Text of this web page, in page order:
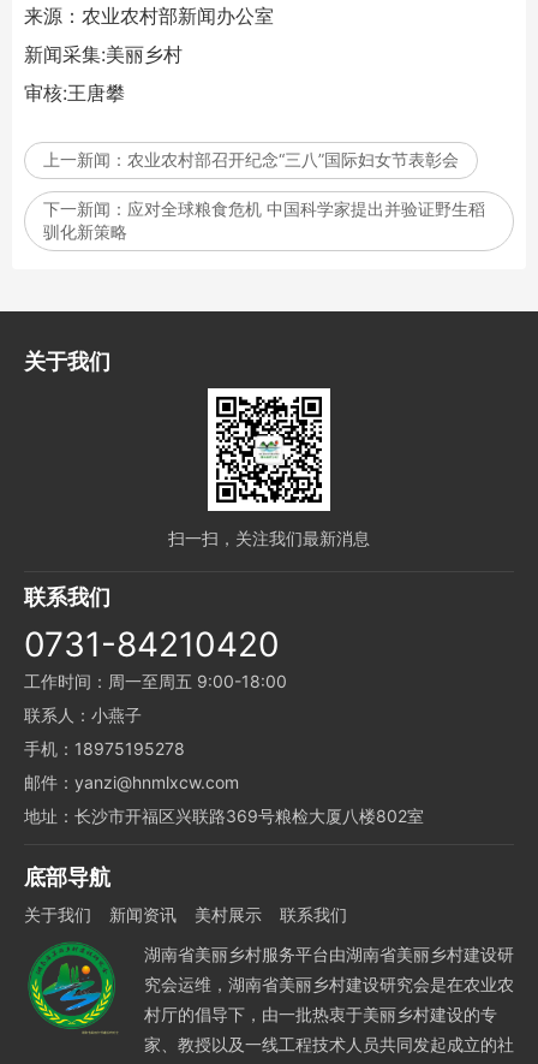
来源：农业农村部新闻办公室
新闻采集:美丽乡村
审核:王唐攀
上一新闻： 农业农村部召开纪念“三八”国际妇女节表彰会
下一新闻： 应对全球粮食危机 中国科学家提出并验证野生稻
驯化新策略
关于我们
扫一扫，关注我们最新消息
联系我们
0731-84210420
工作时间：周一至周五 9:00-18:00
联系人：小燕子
手机：18975195278
邮件：yanzi@hnmlxcw.com
地址：长沙市开福区兴联路369号粮检大厦八楼802室
底部导航
关于我们 新闻资讯 美村展示
联系我们
湖南省美丽乡村服务平台由湖南省美丽乡村建设研
究会运维，湖南省美丽乡村建设研究会是在农业农
村厅的倡导下，由一批热衷于美丽乡村建设的专
家、教授以及一线工程技术人员共同发起成立的社